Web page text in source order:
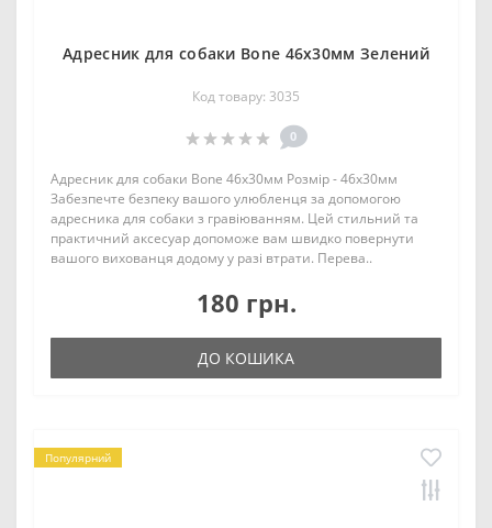
Адресник для собаки Bone 46х30мм Зелений
Код товару: 3035
0
Адресник для собаки Bone 46х30мм Розмір - 46х30мм
Забезпечте безпеку вашого улюбленця за допомогою
адресника для собаки з гравіюванням. Цей стильний та
практичний аксесуар допоможе вам швидко повернути
вашого вихованця додому у разі втрати. Перева..
180 грн.
ДО КОШИКА
Популярний